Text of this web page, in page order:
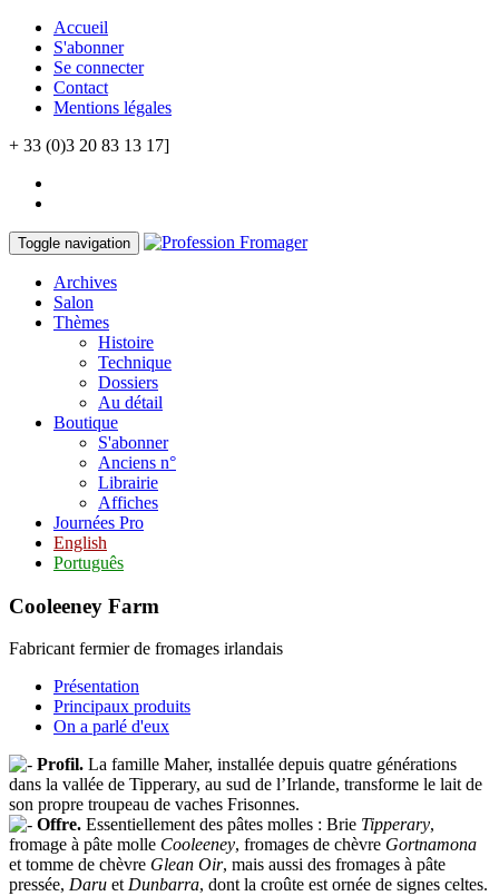
Accueil
S'abonner
Se connecter
Contact
Mentions légales
+ 33 (0)3 20 83 13 17]
Toggle navigation
Archives
Salon
Thèmes
Histoire
Technique
Dossiers
Au détail
Boutique
S'abonner
Anciens n°
Librairie
Affiches
Journées Pro
English
Português
Cooleeney Farm
Fabricant fermier de fromages irlandais
Présentation
Principaux produits
On a parlé d'eux
Profil. La famille Maher, installée depuis quatre générations
dans la vallée de Tipperary, au sud de l’Irlande, transforme le lait de
son propre troupeau de vaches Frisonnes.
Offre. Essentiellement des pâtes molles : Brie Tipperary,
fromage à pâte molle Cooleeney, fromages de chèvre Gortnamona
et tomme de chèvre Glean Oir, mais aussi des fromages à pâte
pressée, Daru etDunbarra, dont la croûte est ornée de signes celtes.